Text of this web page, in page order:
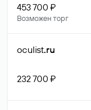
453 700 ₽
Возможен торг
oculist.ru
232 700 ₽